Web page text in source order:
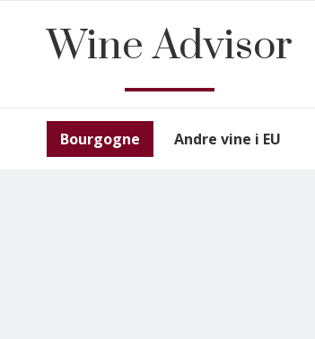
Wine Advisor
Bourgogne Andre vine i EU